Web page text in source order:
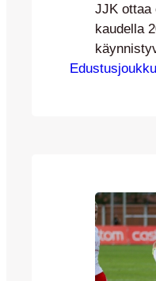
JJK ottaa
kaudella